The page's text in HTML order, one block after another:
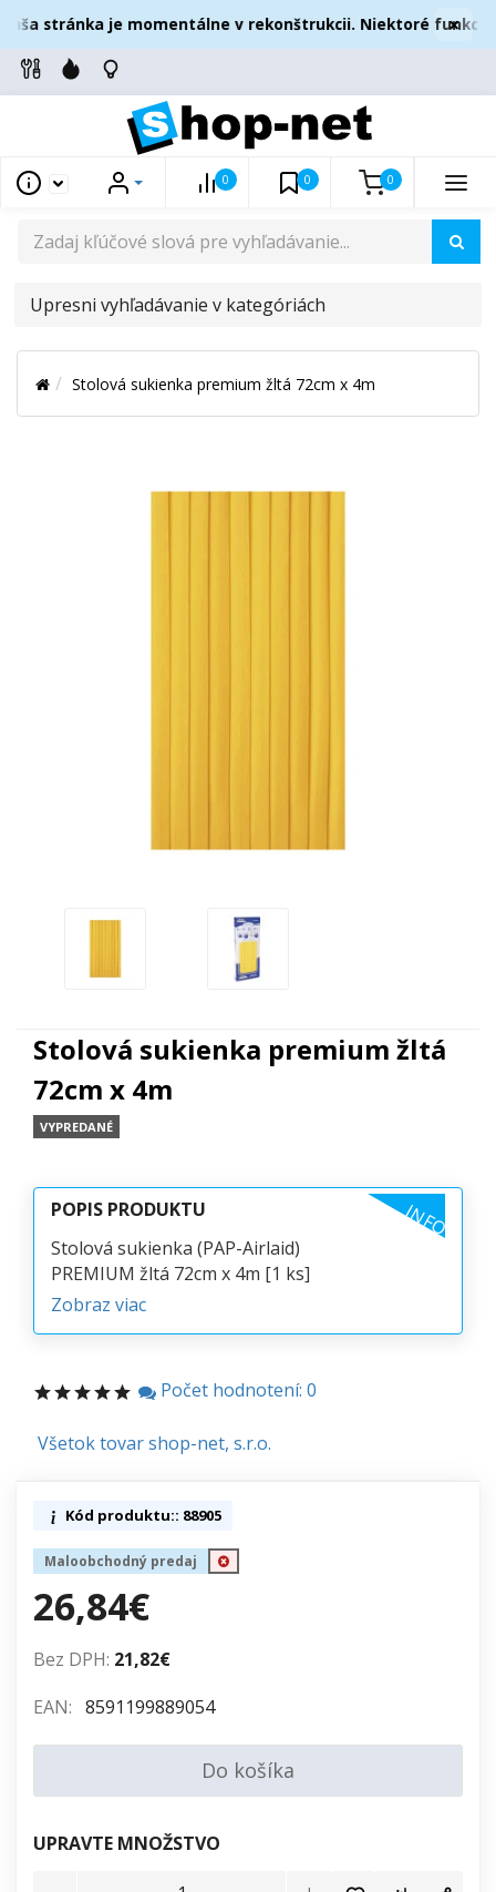
stránka je momentálne v rekonštrukcii. Niektoré funkcie
×
0 0 0
UPRESNI
V
KATEGÓRIÁCH
Stolová sukienka premium žltá 72cm x 4m
Stolová sukienka premium žltá
72cm x 4m
VYPREDANÉ
POPIS PRODUKTU INFO
Stolová sukienka (PAP-Airlaid)
PREMIUM žltá 72cm x 4m [1 ks]
Zobraz viac
Počet hodnotení: 0
Všetok tovar shop-net, s.r.o.
Kód produktu:: 88905
Maloobchodný predaj
26,84€
Bez DPH: 21,82€
EAN: 8591199889054
Do košíka
UPRAVTE MNOŽSTVO